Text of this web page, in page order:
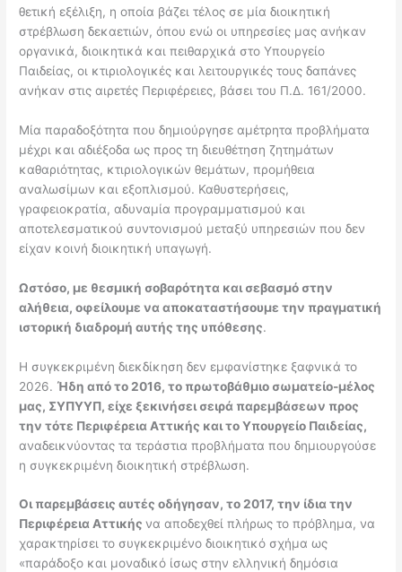
θετική εξέλιξη, η οποία βάζει τέλος σε μία διοικητική
στρέβλωση δεκαετιών, όπου ενώ οι υπηρεσίες μας ανήκαν
οργανικά, διοικητικά και πειθαρχικά στο Υπουργείο
Παιδείας, οι κτιριολογικές και λειτουργικές τους δαπάνες
ανήκαν στις αιρετές Περιφέρειες, βάσει του Π.Δ. 161/2000.
Μία παραδοξότητα που δημιούργησε αμέτρητα προβλήματα
μέχρι και αδιέξοδα ως προς τη διευθέτηση ζητημάτων
καθαριότητας, κτιριολογικών θεμάτων, προμήθεια
αναλωσίμων και εξοπλισμού. Καθυστερήσεις,
γραφειοκρατία, αδυναμία προγραμματισμού και
αποτελεσματικού συντονισμού μεταξύ υπηρεσιών που δεν
είχαν κοινή διοικητική υπαγωγή.
Ωστόσο, με θεσμική σοβαρότητα και σεβασμό στην
αλήθεια, οφείλουμε να αποκαταστήσουμε την πραγματική
ιστορική διαδρομή αυτής της υπόθεσης.
Η συγκεκριμένη διεκδίκηση δεν εμφανίστηκε ξαφνικά το
2026. Ήδη από το 2016, το πρωτοβάθμιο σωματείο-μέλος
μας, ΣΥΠΥΥΠ, είχε ξεκινήσει σειρά παρεμβάσεων προς
την τότε Περιφέρεια Αττικής και το Υπουργείο Παιδείας,
αναδεικνύοντας τα τεράστια προβλήματα που δημιουργούσε
η συγκεκριμένη διοικητική στρέβλωση.
Οι παρεμβάσεις αυτές οδήγησαν, το 2017, την ίδια την
Περιφέρεια Αττικήςνα αποδεχθεί πλήρως το πρόβλημα, να
χαρακτηρίσει το συγκεκριμένο διοικητικό σχήμα ως
«παράδοξο και μοναδικό ίσως στην ελληνική δημόσια